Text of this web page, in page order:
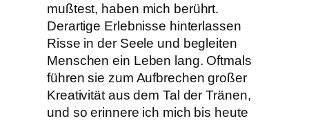
mußtest, haben mich berührt.
Derartige Erlebnisse hinterlassen
Risse in der Seele und begleiten
Menschen ein Leben lang. Oftmals
führen sie zum Aufbrechen großer
Kreativität aus dem Tal der Tränen,
und so erinnere ich mich bis heute